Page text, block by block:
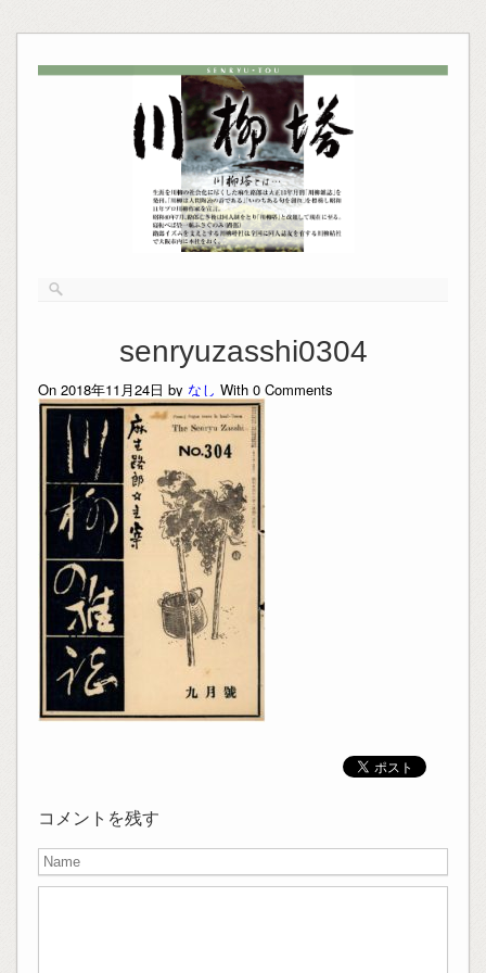
senryuzasshi0304
On 2018年11月24日 by なし With 0Comments
コメントを残す